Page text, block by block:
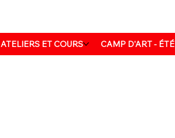
ATELIERS ET COURS CAMP D'ART - ÉTÉ